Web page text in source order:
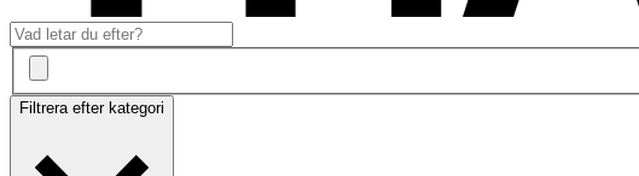
Filtrera efter kategori